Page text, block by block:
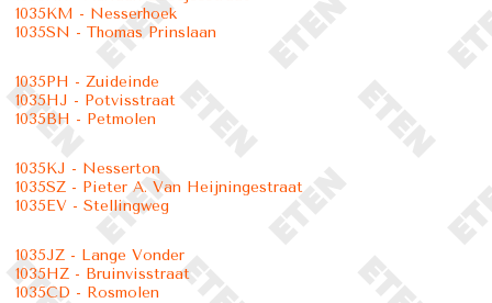
1035KM - Nesserhoek
1035SN - Thomas Prinslaan
1035PH - Zuideinde
1035HJ - Potvisstraat
1035BH - Petmolen
1035KJ - Nesserton
1035SZ - Pieter A. Van Heijningestraat
1035EV - Stellingweg
1035JZ - Lange Vonder
1035HZ - Bruinvisstraat
1035CD - Rosmolen